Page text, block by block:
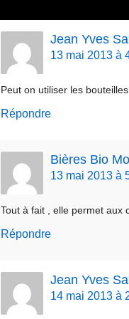
Jean Yves
13 mai 2013 à
Peut on utiliser les
Répondre
Bières Bio
13 mai 2013 à
Tout à fait , elle permet aux
Répondre
Jean Yves
14 mai 2013 à